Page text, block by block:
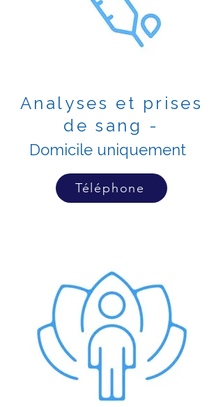
Analyses et prises
de sang -
Domicile uniquement
Téléphone